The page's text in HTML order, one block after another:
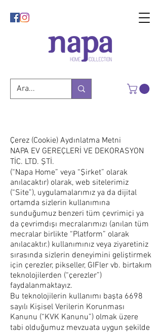
Çerez (Cookie) Aydınlatma Metni
NAPA EV GEREÇLERİ VE DEKORASYON
TİC. LTD. ŞTİ.
(“Napa Home” veya “Şirket” olarak
anılacaktır) olarak, web sitelerimiz
(“Site”), uygulamalarımız ya da dijital
ortamda sizlerin kullanımına
sunduğumuz benzeri tüm çevrimiçi ya
da çevrimdışı mecralarımızı (anılan tüm
mecralar birlikte “Platform” olarak
anılacaktır.) kullanımınız veya ziyaretiniz
sırasında sizlerin deneyimini geliştirmek
için çerezler, pikseller, GIFler vb. birtakım
teknolojilerden (“çerezler”)
faydalanmaktayız.
Bu teknolojilerin kullanımı başta 6698
sayılı Kişisel Verilerin Korunması
Kanunu (“KVK Kanunu”) olmak üzere
tabi olduğumuz mevzuata uygun şekilde